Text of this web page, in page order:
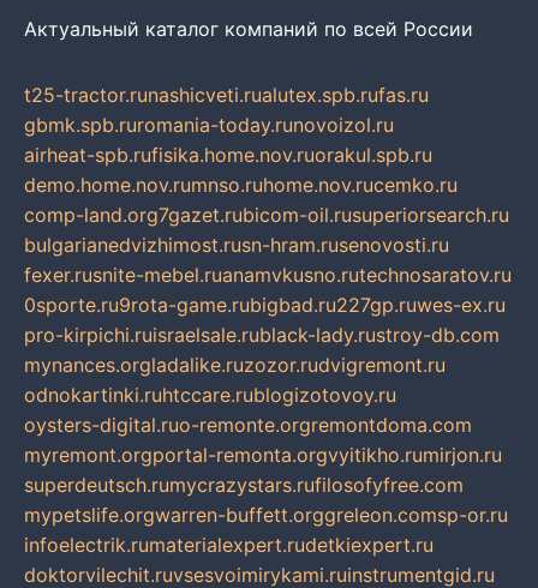
Актуальный каталог компаний по всей России
t25-tractor.runashicveti.rualutex.spb.rufas.ru
gbmk.spb.ruromania-today.runovoizol.ru
airheat-spb.rufisika.home.nov.ruorakul.spb.ru
demo.home.nov.rumnso.ruhome.nov.rucemko.ru
comp-land.org7gazet.rubicom-oil.rusuperiorsearch.ru
bulgarianedvizhimost.rusn-hram.rusenovosti.ru
fexer.rusnite-mebel.ruanamvkusno.rutechnosaratov.ru
0sporte.ru9rota-game.rubigbad.ru227gp.ruwes-ex.ru
pro-kirpichi.ruisraelsale.rublack-lady.rustroy-db.com
mynances.orgladalike.ruzozor.rudvigremont.ru
odnokartinki.ruhtccare.rublogizotovoy.ru
oysters-digital.ruo-remonte.orgremontdoma.com
myremont.orgportal-remonta.orgvyitikho.rumirjon.ru
superdeutsch.rumycrazystars.rufilosofyfree.com
mypetslife.orgwarren-buffett.orggreleon.comsp-or.ru
infoelectrik.rumaterialexpert.rudetkiexpert.ru
doktorvilechit.ruvsesvoimirykami.ruinstrumentgid.ru